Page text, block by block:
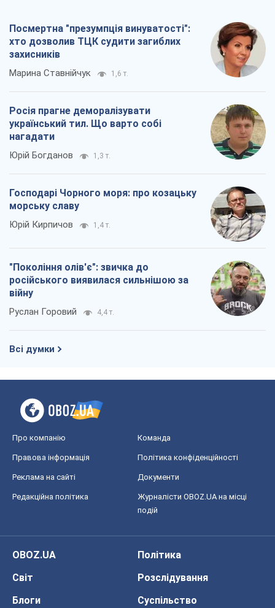
Посмертна "презумпція винуватості":
хто дозволив ТЦК судити загиблих
захисників
Марина Ставнійчук 1,6 т.
Росія прагне деморалізувати
український тил. Що варто собі
нагадати
Юрій Богданов 1,3 т.
Господарі Чорного моря: про козацьку
морську славу
Юрій Кирпичов 1,4 т.
"Покоління олів'є": звичка до
російського виявилася сильнішою за
війну
Руслан Горовий 4,4 т.
Всі думки
Про компанію Команда
Правова інформація Політика конфіденційності
Реклама на сайті Документи
Редакційна політика
Журналісти OBOZ.UA на місці
подій
OBOZ.UA
Політика
Світ
Розслідування
Блоги
Суспільство